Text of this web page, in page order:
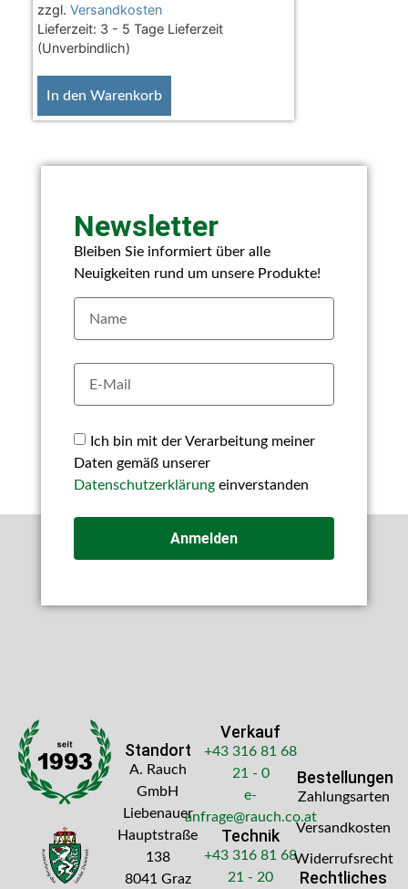
zzgl. Versandkosten
Lieferzeit: 3 - 5 Tage Lieferzeit
(Unverbindlich)
In den Warenkorb
Newsletter
Bleiben Sie informiert über alle
Neuigkeiten rund um unsere Produkte!
Ich bin mit der Verarbeitung meiner
Daten gemäß unserer
Datenschutzerklärungeinverstanden
Anmelden
Standort
A. Rauch
GmbH
Liebenauer
Hauptstraße
138
8041 Graz
Verkauf
+43 316 81 68
21 - 0
e-
anfrage@rauch.co.at
Technik
+43 316 81 68
21 - 20
Bestellungen
Zahlungsarten
Versandkosten
Widerrufsrecht
Rechtliches